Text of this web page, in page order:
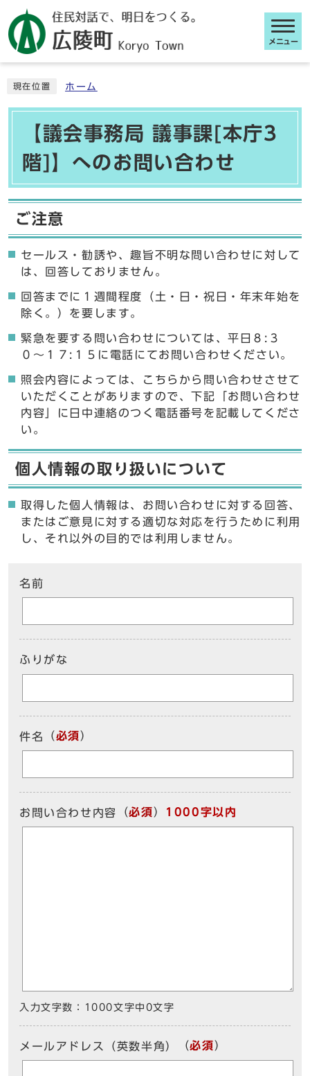
メニュー
現在位置 ホーム
【議会事務局 議事課[本庁3
階]】へのお問い合わせ
ご注意
セールス・勧誘や、趣旨不明な問い合わせに対して
は、回答しておりません。
回答までに１週間程度（土・日・祝日・年末年始を
除く。）を要します。
緊急を要する問い合わせについては、平日８:３
０〜１７:１５に電話にてお問い合わせください。
照会内容によっては、こちらから問い合わせさせて
いただくことがありますので、下記「お問い合わせ
内容」に日中連絡のつく電話番号を記載してくださ
い。
個人情報の取り扱いについて
取得した個人情報は、お問い合わせに対する回答、
またはご意見に対する適切な対応を行うために利用
し、それ以外の目的では利用しません。
名前
ふりがな
件名 （必須）
お問い合わせ内容 （必須） 1000字以内
入力文字数： 1000文字中 0文字
メールアドレス（英数半角） （必須）